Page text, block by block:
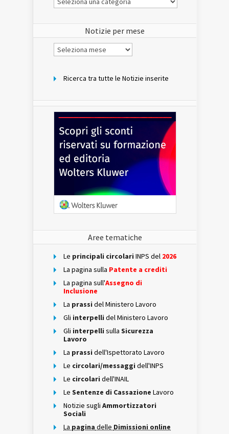
Notizie
Notizie per mese
Notizie
per
Ricerca tra tutte le Notizie inserite
Aree tematiche
Le principali circolari INPS del 2026
La pagina sulla Patente a crediti
La pagina sull'Assegno di
Inclusione
La prassi del Ministero Lavoro
Gli interpelli del Ministero Lavoro
Gli interpelli sulla Sicurezza
Lavoro
La prassi dell'Ispettorato Lavoro
Le circolari/messaggi dell'INPS
Le circolari dell'INAIL
Le Sentenze di Cassazione Lavoro
Notizie sugli Ammortizzatori
Sociali
La pagina delle Dimissioni online